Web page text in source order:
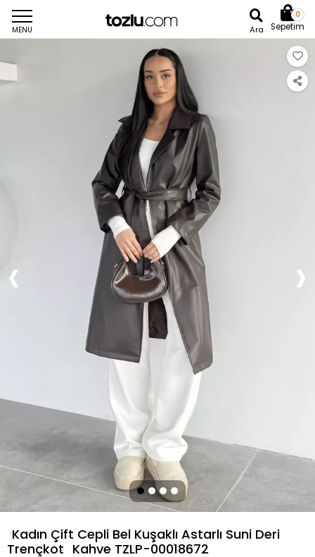
MENU Ara
0
Sepetim
Kadın Çift Cepli Bel Kuşaklı Astarlı Suni Deri
Trençkot Kahve TZLP-00018672